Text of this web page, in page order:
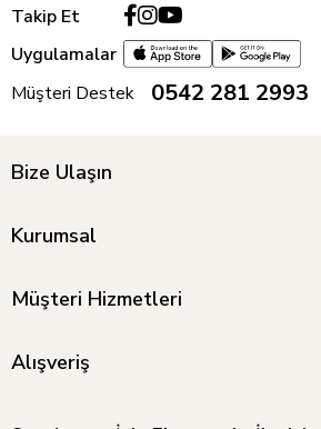
Takip Et
Uygulamalar
Müşteri Destek
0542 281 2993
Bize Ulaşın
Kurumsal
Müşteri Hizmetleri
Alışveriş